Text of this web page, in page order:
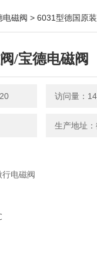
电磁阀 > 6031型德国原
/宝德电磁阀
访问量：
生产地址：
电磁阀